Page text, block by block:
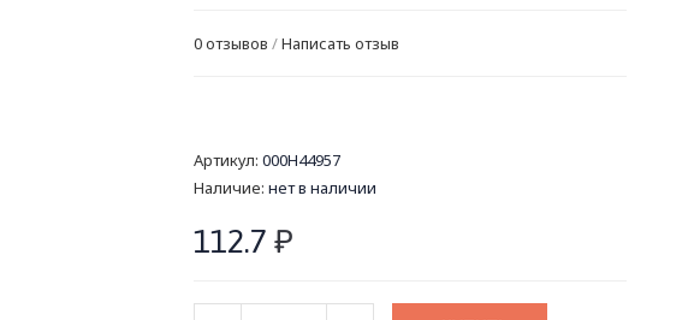
0 отзывов /Написать отзыв
Артикул: 000Н44957
Наличие: нет в наличии
112.7 ₽